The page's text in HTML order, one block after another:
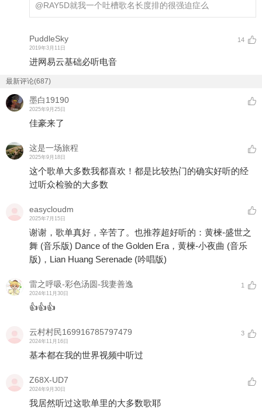
@RAY5D就我一个吐槽歌名长度排的很强迫症么
PuddleSky
2019年3月11日
14
进网易云基础必听电音
最新评论(687)
墨白19190
2025年9月25日
佳豪来了
这是一场旅程
2025年9月18日
这个歌单大多数我都喜欢！都是比较热门的确实好听的经
过听众检验的大多数
easycloudm
2025年7月15日
谢谢，歌单真好，辛苦了。也推荐超好听的：黄楝-盛世之
舞 (音乐版) Dance of the Golden Era，黄楝-小夜曲 (音乐
版)，Lian Huang Serenade (吟唱版)
雷之呼吸-彩色汤圆-我妻善逸
2024年11月30日
1
👍👍👍
云村村民169916785797479
2024年11月16日
3
基本都在我的世界视频中听过
Z68X-UD7
2024年9月30日
我居然听过这歌单里的大多数歌耶